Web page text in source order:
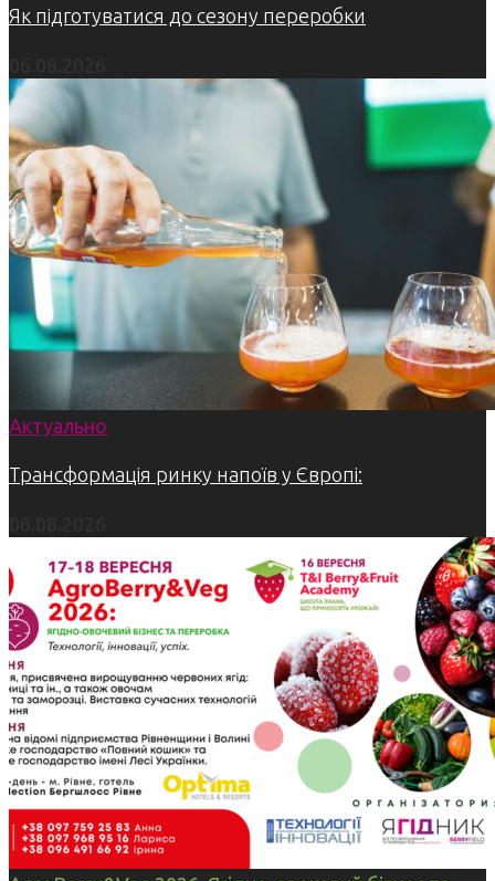
Як підготуватися до сезону переробки
Актуально
Трансформація ринку напоїв у Європі: